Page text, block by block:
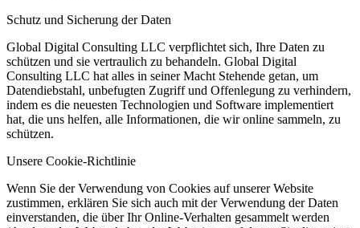
Schutz und Sicherung der Daten
Global Digital Consulting LLC verpflichtet sich, Ihre Daten zu
schützen und sie vertraulich zu behandeln. Global Digital
Consulting LLC hat alles in seiner Macht Stehende getan, um
Datendiebstahl, unbefugten Zugriff und Offenlegung zu verhindern,
indem es die neuesten Technologien und Software implementiert
hat, die uns helfen, alle Informationen, die wir online sammeln, zu
schützen.
Unsere Cookie-Richtlinie
Wenn Sie der Verwendung von Cookies auf unserer Website
zustimmen, erklären Sie sich auch mit der Verwendung der Daten
einverstanden, die über Ihr Online-Verhalten gesammelt werden